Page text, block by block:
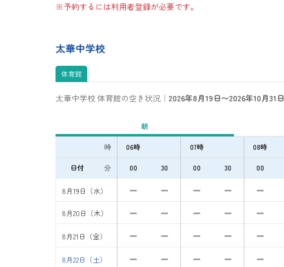
※予約するには利用者登録が必要です。
太華中学校
体育館
太華中学校 体育館の空き状況｜ 2026年8月19日〜2026年10月31日
朝
時 06時 07時 08時
日付 分 00 30 00 30 00
8月19日（水）
8月20日（木）
8月21日（金）
8月22日（土）